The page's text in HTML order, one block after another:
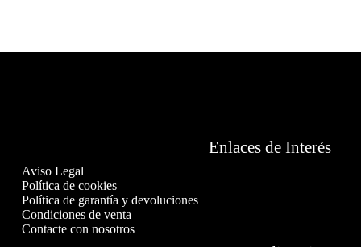
Enlaces de Interés
Aviso Legal
Política de cookies
Política de garantía y devoluciones
Condiciones de venta
Contacte con nosotros